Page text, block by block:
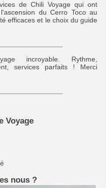
de Chili Voyage qui ont
du Cerro Toco au
efficaces et le choix du guide
incroyable. Rythme,
services parfaits ! Merci
Voyage
nous ?